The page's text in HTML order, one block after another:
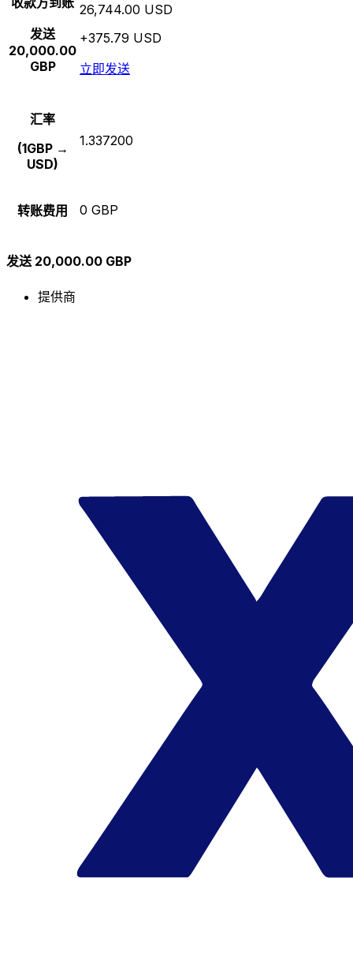
发送
20,000.00
GBP
26,744.00 USD
+375.79 USD
立即发送
汇率
(1GBP →
USD)
1.337200
转账费用 0 GBP
发送 20,000.00 GBP
提供商